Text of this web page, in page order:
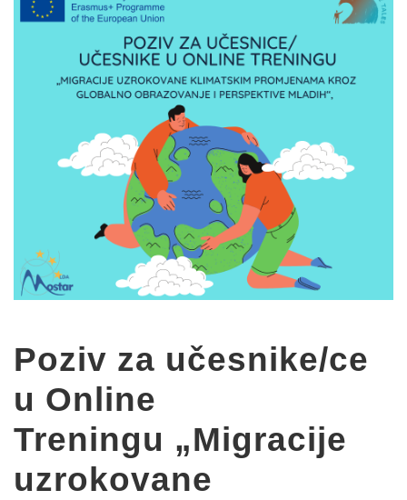
Poziv za učesnike/ce
u Online
Treningu „Migracije
uzrokovane